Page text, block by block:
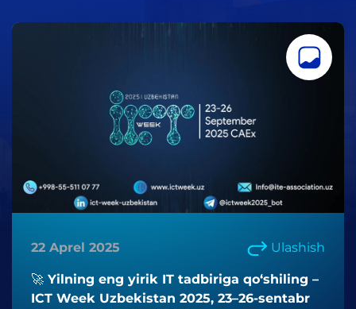
22 Aprel 2025 Ulashish
🚀 Yilning eng yirik IT tadbiriga qo‘shiling –
ICT Week Uzbekistan 2025, 23–26-sentabr